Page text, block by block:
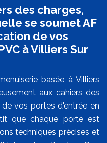
des charges,
se soumet AF
de vos
à Villiers Sur
basée à Villiers
aux cahiers des
vos portes d'entrée en
que chaque porte est
techniques précises et